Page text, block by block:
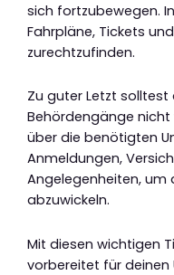
sich fortzubewegen.
Fahrpläne, Tickets
zurechtzufinden.
Zu guter Letzt
Behördengänge
über die benötigten
Anmeldungen,
Angelegenheiten, um
abzuwickeln.
Mit diesen wichtigen
vorbereitet für deinen